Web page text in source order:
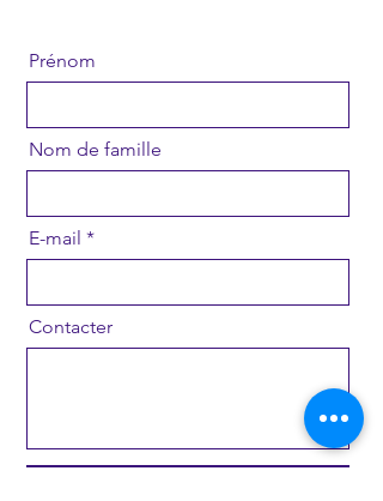
Prénom
Nom de famille
E-mail
Contacter